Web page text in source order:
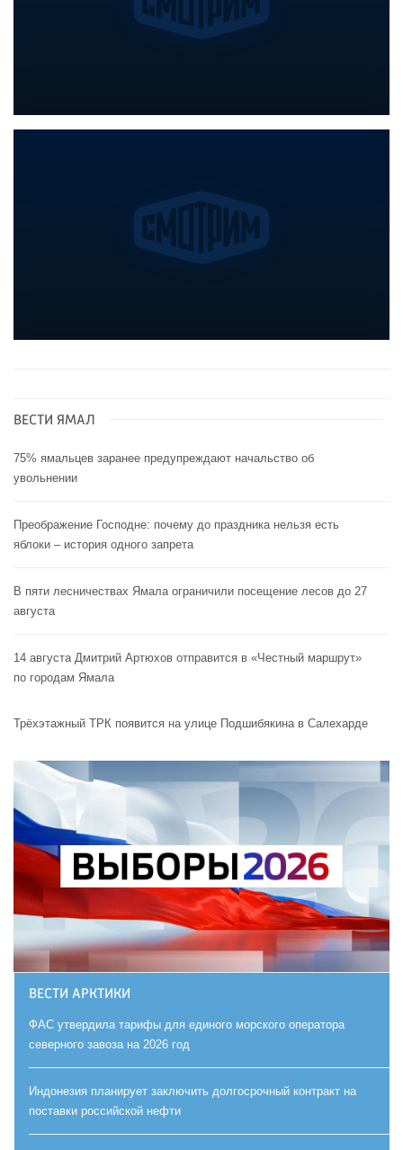
ВЕСТИ ЯМАЛ
75% ямальцев заранее предупреждают начальство об
увольнении
Преображение Господне: почему до праздника нельзя есть
яблоки – история одного запрета
В пяти лесничествах Ямала ограничили посещение лесов до 27
августа
14 августа Дмитрий Артюхов отправится в «Честный маршрут»
по городам Ямала
Трёхэтажный ТРК появится на улице Подшибякина в Салехарде
ВЕСТИ АРКТИКИ
ФАС утвердила тарифы для единого морского оператора
северного завоза на 2026 год
Индонезия планирует заключить долгосрочный контракт на
поставки российской нефти